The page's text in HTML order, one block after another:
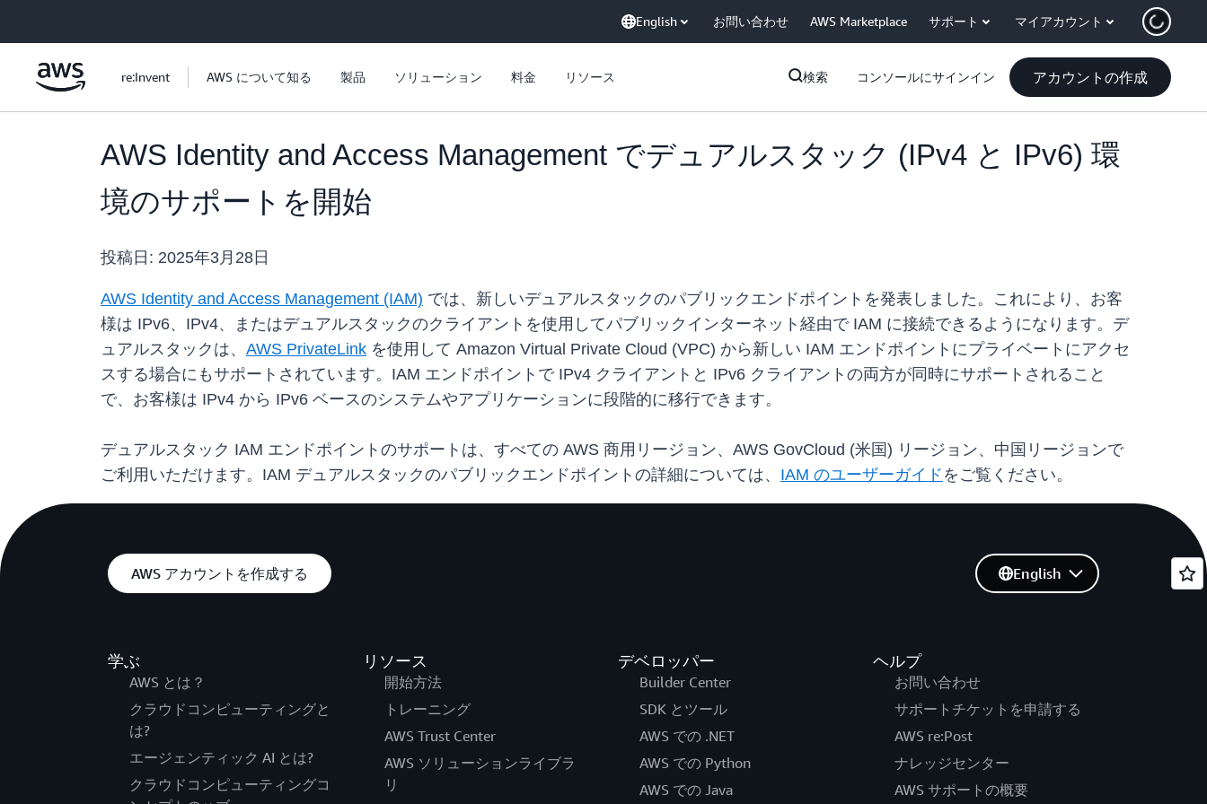
English お問い合わせ AWS Marketplace サポート マイアカウント
re:Invent AWS について知る 製品 ソリューション 料金 リソース 検索 コンソールにサインイン アカウントの作成
AWS Identity and Access Management でデュアルスタック (IPv4 と IPv6) 環
境のサポートを開始
投稿日: 2025年3月28日
AWS Identity and Access Management (IAM) では、新しいデュアルスタックのパブリックエンドポイントを発表しました。これにより、お客
様は IPv6、IPv4、またはデュアルスタックのクライアントを使用してパブリックインターネット経由で IAM に接続できるようになります。デ
ュアルスタックは、 AWS PrivateLink を使用して Amazon Virtual Private Cloud (VPC) から新しい IAM エンドポイントにプライベートにアクセ
スする場合にもサポートされています。IAM エンドポイントで IPv4 クライアントと IPv6 クライアントの両方が同時にサポートされること
で、お客様は IPv4 から IPv6 ベースのシステムやアプリケーションに段階的に移行できます。
デュアルスタック IAM エンドポイントのサポートは、すべての AWS 商用リージョン、AWS GovCloud (米国) リージョン、中国リージョンで
ご利用いただけます。IAM デュアルスタックのパブリックエンドポイントの詳細については、 IAM のユーザーガイド をご覧ください。
AWS アカウントを作成する
学ぶ
AWS とは？
クラウドコンピューティングと
は?
エージェンティック AI とは?
クラウドコンピューティングコ
リソース
開始方法
トレーニング
AWS Trust Center
AWS ソリューションライブラ
リ
デベロッパー
Builder Center
SDK とツール
AWS での .NET
AWS での Python
AWS での Java
ヘルプ
お問い合わせ
サポートチケットを申請する
AWS re:Post
ナレッジセンター
AWS サポートの概要
English